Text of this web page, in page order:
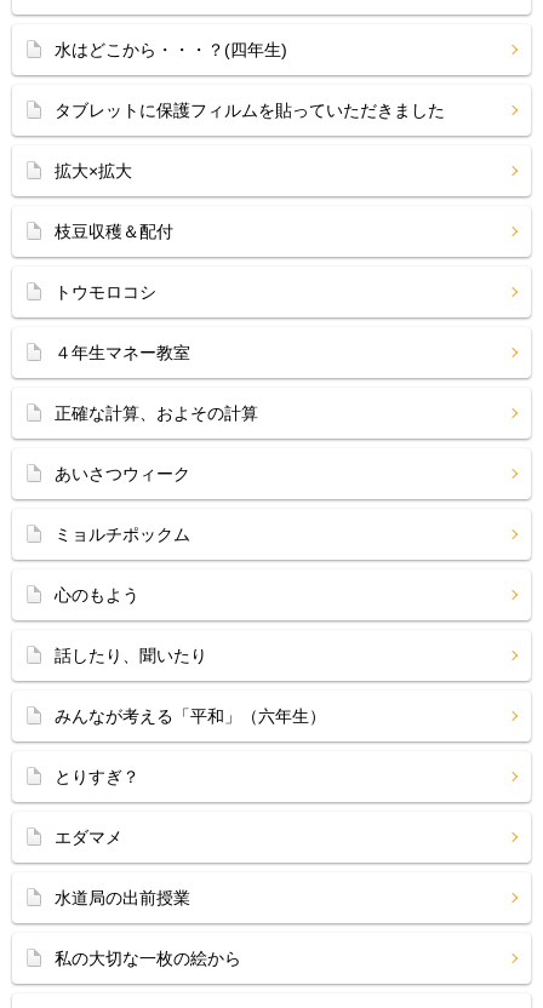
水はどこから・・・？(四年生)
タブレットに保護フィルムを貼っていただきました
拡大×拡大
枝豆収穫＆配付
トウモロコシ
４年生マネー教室
正確な計算、およその計算
あいさつウィーク
ミョルチポックム
心のもよう
話したり、聞いたり
みんなが考える「平和」（六年生）
とりすぎ？
エダマメ
水道局の出前授業
私の大切な一枚の絵から